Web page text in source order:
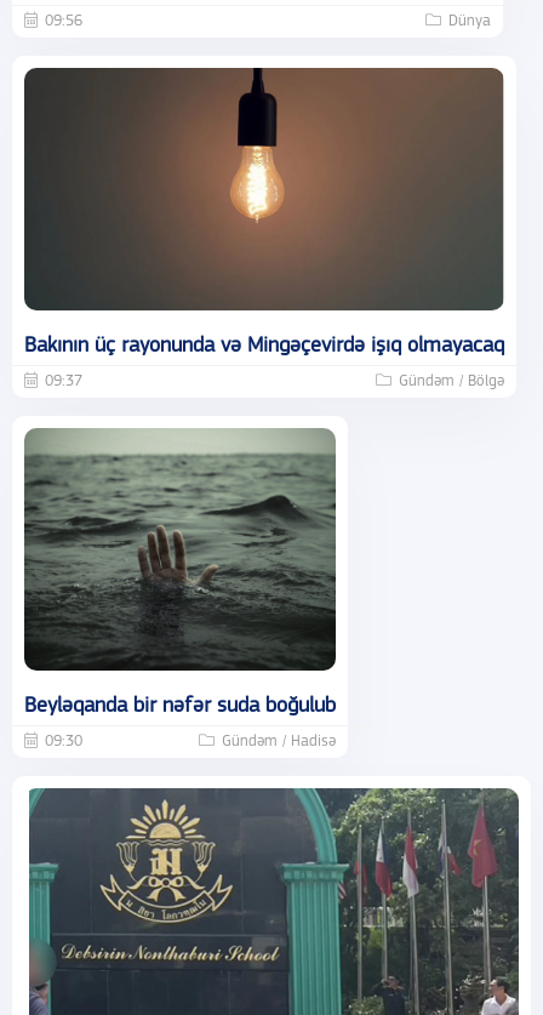
09:56 Dünya
Bakının üç rayonunda və Mingəçevirdə işıq olmayacaq
09:37 Gündəm / Bölgə
Beyləqanda bir nəfər suda boğulub
09:30 Gündəm / Hadisə